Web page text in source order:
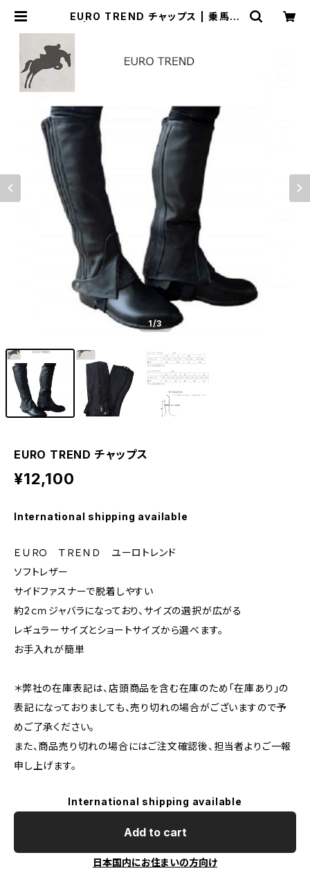
EURO TREND チャップス | 乗馬用
1/3
EURO TREND チャップス
¥12,100
International shipping available
ＥＵＲＯ ＴＲＥＮＤ ユーロトレンド
ソフトレザー
サイドファスナーで脱着しやすい
約2ｃｍジャバラになっており、サイズの選択が広がる
レギュラーサイズとショートサイズから選べます。
お手入れが簡単
＊弊社の在庫表記は、店頭商品を含む在庫のため「在庫あり」の
表記になっておりましても、売り切れの場合がございますので予
めご了承ください。
また、商品売り切れの場合にはご注文確認後、担当者よりご一報
申し上げます。
International shipping available
Add to cart
日本国内にお住まいの方向け